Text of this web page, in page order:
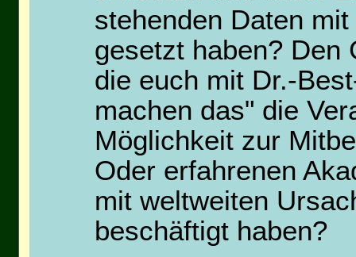
stehenden Daten
gesetzt haben? Den
die euch mit Dr.-
machen das" die
Möglichkeit zur
Oder erfahrenen
mit weltweiten
beschäftigt haben?